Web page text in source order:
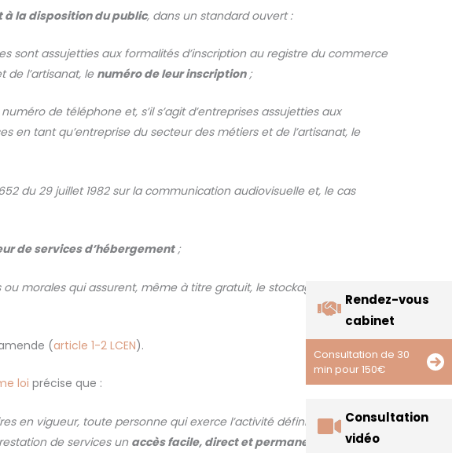
à la disposition du public, dans un standard ouvert :
sont assujetties aux formalités d’inscription au registre du commerce
de l’artisanat, le numéro de leur inscription;
de téléphone et, s’il s’agit d’entreprises assujetties aux
en tant qu’entreprise du secteur des métiers et de l’artisanat, le
du 29 juillet 1982 sur la communication audiovisuelle et, le cas
de services d’hébergement;
morales qui assurent, même à titre gratuit, le stockage de données
(article 1-2 LCEN).
loi précise que :
en vigueur, toute personne qui exerce l’activité définie à l’article 14
de services un accès facile, direct et permanent
utilisant un
Rendez-vous
cabinet
Consultation de 30
min pour 150€
Consultation
vidéo